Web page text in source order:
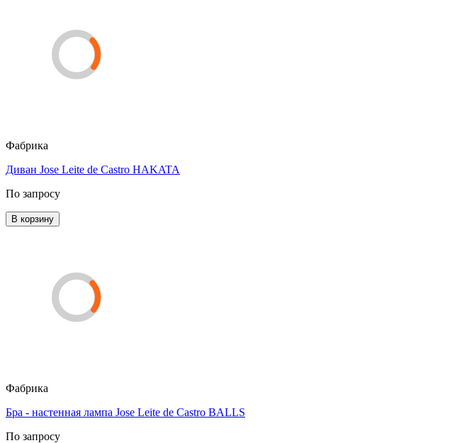
Фабрика
Диван Jose Leite de Castro HAKATA
По запросу
В корзину
Фабрика
Бра - настенная лампа Jose Leite de Castro BALLS
По запросу